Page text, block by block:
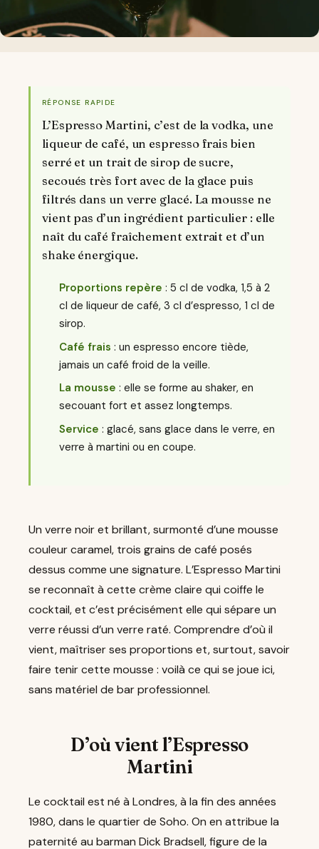
RÉPONSE RAPIDE
L’Espresso Martini, c’est de la vodka, une
liqueur de café, un espresso frais bien
serré et un trait de sirop de sucre,
secoués très fort avec de la glace puis
filtrés dans un verre glacé. La mousse ne
vient pas d’un ingrédient particulier : elle
naît du café fraîchement extrait et d’un
shake énergique.
Proportions repère : 5 cl de vodka, 1,5 à 2
cl de liqueur de café, 3 cl d’espresso, 1 cl de
sirop.
Café frais : un espresso encore tiède,
jamais un café froid de la veille.
La mousse : elle se forme au shaker, en
secouant fort et assez longtemps.
Service : glacé, sans glace dans le verre, en
verre à martini ou en coupe.
Un verre noir et brillant, surmonté d’une mousse
couleur caramel, trois grains de café posés
dessus comme une signature. L’Espresso Martini
se reconnaît à cette crème claire qui coiffe le
cocktail, et c’est précisément elle qui sépare un
verre réussi d’un verre raté. Comprendre d’où il
vient, maîtriser ses proportions et, surtout, savoir
faire tenir cette mousse : voilà ce qui se joue ici,
sans matériel de bar professionnel.
D’où vient l’Espresso
Martini
Le cocktail est né à Londres, à la fin des années
1980, dans le quartier de Soho. On en attribue la
paternité au barman Dick Bradsell, figure de la